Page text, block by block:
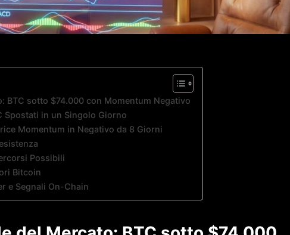
BTC sotto $74.000 con Momentum Negativo
Spostati in un Singolo Giorno
Momentum in Negativo da 8 Giorni
Possibili
Bitcoin
e Segnali On-Chain